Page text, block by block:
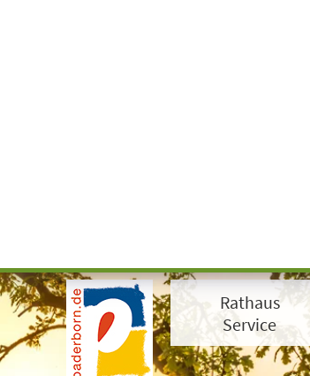
Visuelle
Assistenzsoftware
öffnen.
der
Tastatur
erreichbar
Rathaus
Service